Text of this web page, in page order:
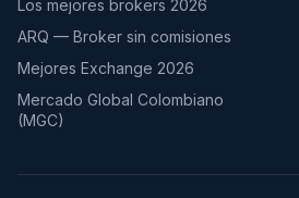
Los mejores brokers 2026
ARQ — Broker sin comisiones
Mejores Exchange 2026
Mercado Global Colombiano
(MGC)